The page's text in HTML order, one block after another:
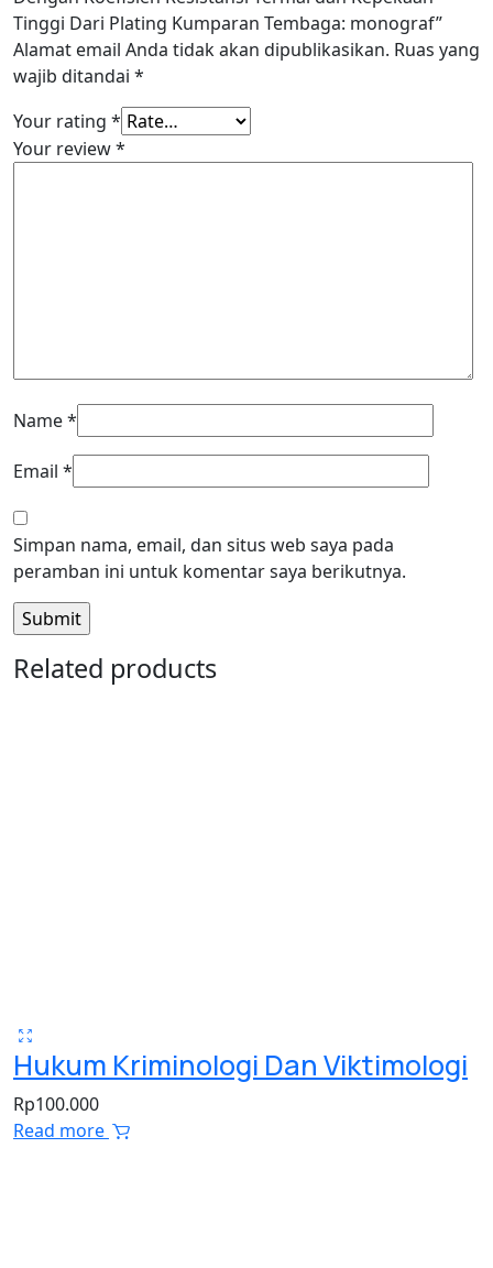
Tinggi Dari Plating Kumparan Tembaga: monograf”
Alamat email Anda tidak akan dipublikasikan. Ruas yang
wajib ditandai *
Your rating *
Your review*
Name*
Email *
Simpan nama, email, dan situs web saya pada
peramban ini untuk komentar saya berikutnya.
Related products
Hukum Kriminologi Dan Viktimologi
Rp100.000
Read more